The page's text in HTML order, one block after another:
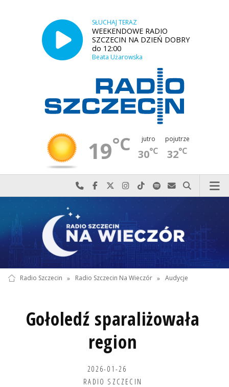
SŁUCHAJ TERAZ
WEEKENDOWE RADIO
SZCZECIN NA DZIEŃ DOBRY
do 12:00
Beata Użarowska
19°C jutro
30°C
pojutrze
32°C
Najlepiej po prostu do nas zadzwoń
Odwiedź nas na Facebook-u
Odwiedź nas na X
Odwiedź nas na Instagram-ie
Odwiedź nas na TikTok-u
Szukaj nas na Spotify
Wyślij do nas
Szukaj
Radio Szczecin » Radio Szczecin Na Wieczór » Audycje
Gołoledź sparaliżowała
region
2026-01-26
RADIO SZCZECIN